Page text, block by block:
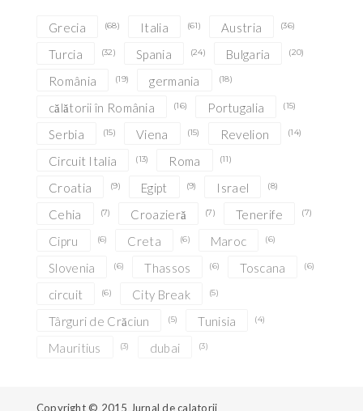
Grecia (68) Italia (61) Austria (36)
Turcia (32) Spania (24) Bulgaria (20)
România (19) germania (18)
călătorii în România (16) Portugalia (15)
Serbia (15) Viena (15) Revelion (14)
Circuit Italia (13) Roma (11)
Croatia (9) Egipt (9) Israel (8)
Cehia (7) Croazieră (7) Tenerife (7)
Cipru (6) Creta (6) Maroc (6)
Slovenia (6) Thassos (6) Toscana (6)
circuit (6) City Break (5)
Târguri de Crăciun (5) Tunisia (4)
Mauritius (3) dubai (3)
Copyright © 2015 Jurnal de calatorii